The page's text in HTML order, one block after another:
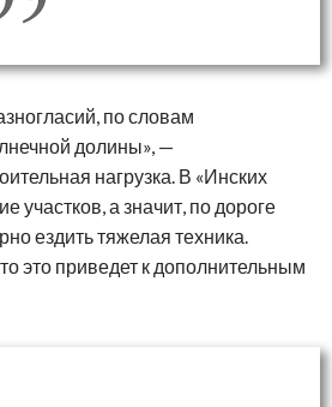
по словам
долины», —
нагрузка. В «Инских
участков, а значит, по дороге
ездить тяжелая техника.
это приведет к дополнительным